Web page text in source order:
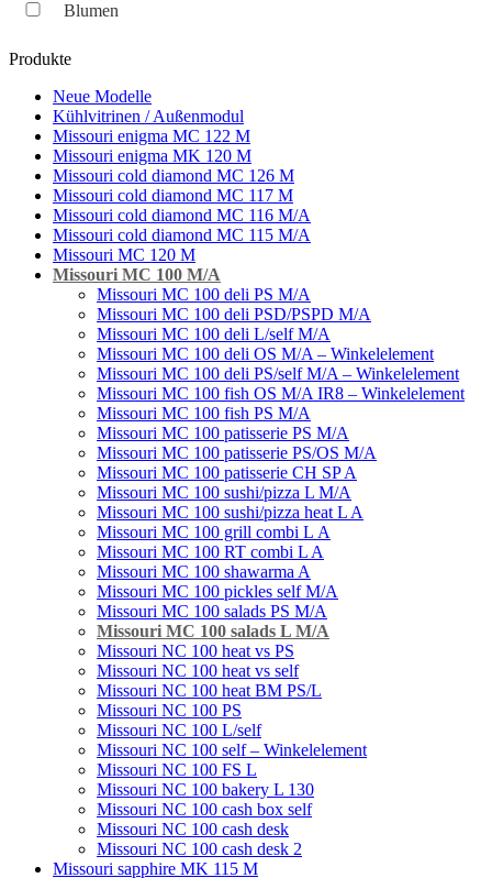
Blumen
Produkte
Neue Modelle
Kühlvitrinen / Außenmodul
Missouri enigma MC 122 M
Missouri enigma MK 120 M
Missouri cold diamond MC 126 M
Missouri cold diamond MC 117 M
Missouri cold diamond MC 116 M/A
Missouri cold diamond MC 115 M/A
Missouri MC 120 M
Missouri MC 100 M/A
Missouri MC 100 deli PS M/A
Missouri MC 100 deli PSD/PSPD M/A
Missouri MC 100 deli L/self M/A
Missouri MC 100 deli OS M/A – Winkelelement
Missouri MC 100 deli PS/self M/A – Winkelelement
Missouri MC 100 fish OS M/A IR8 – Winkelelement
Missouri MC 100 fish PS M/A
Missouri MC 100 patisserie PS M/A
Missouri MC 100 patisserie PS/OS M/A
Missouri MC 100 patisserie СН SP A
Missouri MC 100 sushi/pizza L M/A
Missouri MC 100 sushi/pizza heat L A
Missouri MC 100 grill combi L А
Missouri MC 100 RT combi L A
Missouri MC 100 shawarma A
Missouri MC 100 pickles self M/A
Missouri MC 100 salads PS M/A
Missouri MC 100 salads L M/A
Missouri NC 100 heat vs PS
Missouri NC 100 heat vs self
Missouri NC 100 heat BM PS/L
Missouri NC 100 PS
Missouri NC 100 L/self
Missouri NC 100 self – Winkelelement
Missouri NC 100 FS L
Missouri NC 100 bakery L 130
Missouri NC 100 cash box self
Мissouri NC 100 cash desk
Мissouri NC 100 cash desk 2
Missouri sapphire MK 115 M